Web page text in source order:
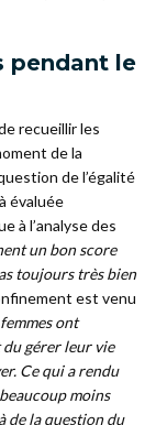
pendant le
recueillir les
de la
de l’égalité
évaluée
à l’analyse des
un bon score
toujours très bien
est venu
femmes ont
gérer leur vie
Ce qui a rendu
moins
de la question du